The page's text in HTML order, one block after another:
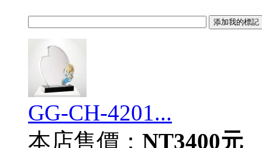
GG-CH-4201...
本店售價： NT3400元